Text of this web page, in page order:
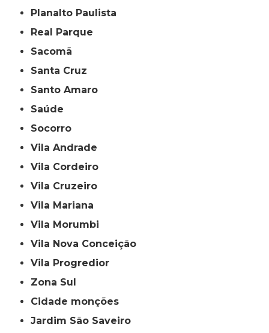
Planalto Paulista
Real Parque
Sacomã
Santa Cruz
Santo Amaro
Saúde
Socorro
Vila Andrade
Vila Cordeiro
Vila Cruzeiro
Vila Mariana
Vila Morumbi
Vila Nova Conceição
Vila Progredior
Zona Sul
cidade monções
jardim São Saveiro